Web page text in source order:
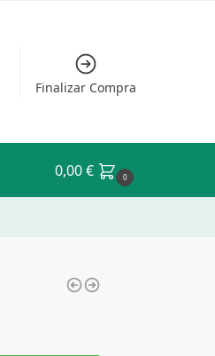
Finalizar Compra
0,00€ 0